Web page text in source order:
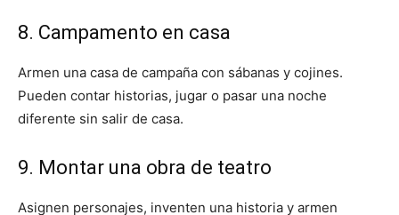
8. Campamento en casa
Armen una casa de campaña con sábanas y cojines.
Pueden contar historias, jugar o pasar una noche
diferente sin salir de casa.
9. Montar una obra de teatro
Asignen personajes, inventen una historia y armen